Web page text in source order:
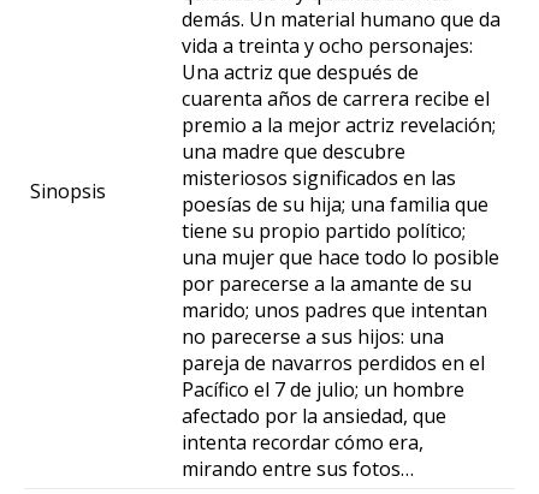
Sinopsis
demás. Un material humano que da
vida a treinta y ocho personajes:
Una actriz que después de
cuarenta años de carrera recibe el
premio a la mejor actriz revelación;
una madre que descubre
misteriosos significados en las
poesías de su hija; una familia que
tiene su propio partido político;
una mujer que hace todo lo posible
por parecerse a la amante de su
marido; unos padres que intentan
no parecerse a sus hijos: una
pareja de navarros perdidos en el
Pacífico el 7 de julio; un hombre
afectado por la ansiedad, que
intenta recordar cómo era,
mirando entre sus fotos…